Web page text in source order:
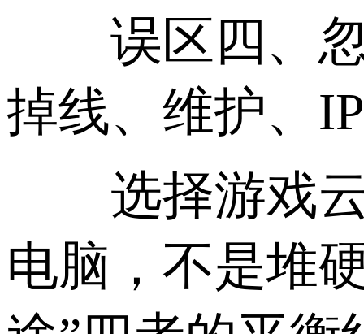
误区四、忽
掉线、维护、
选择游戏云
电脑，不是堆